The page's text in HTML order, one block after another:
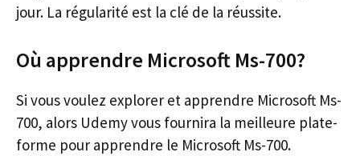
jour. La régularité est la clé de la réussite.
Où apprendre Microsoft Ms-700?
Si vous voulez explorer et apprendre Microsoft Ms-
700, alors Udemy vous fournira la meilleure plate-
forme pour apprendre le Microsoft Ms-700.